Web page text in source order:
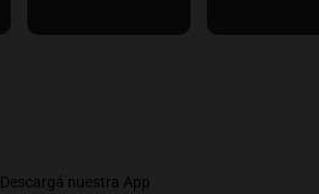
Descargá nuestra App